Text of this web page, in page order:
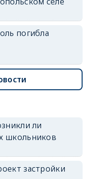
погибла
ли
школьников
застройки